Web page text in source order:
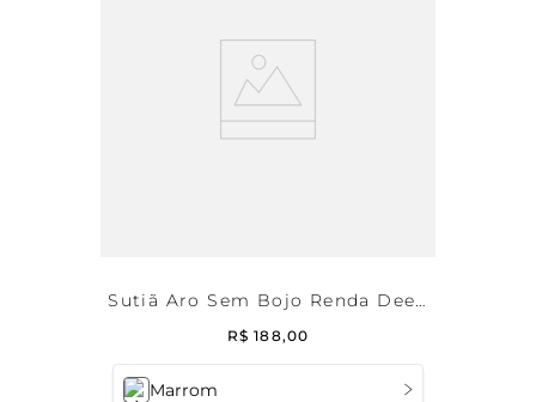
Marrom
Sutiã Aro Sem Bojo Renda Deep
Brown
R$ 188,00